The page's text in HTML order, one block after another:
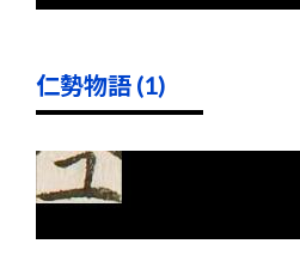
仁勢物語 (1)